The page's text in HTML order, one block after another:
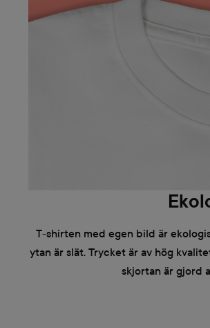
T-shirten med egen bild är
ytan är slät. Trycket är av hög
skjortan är gjord